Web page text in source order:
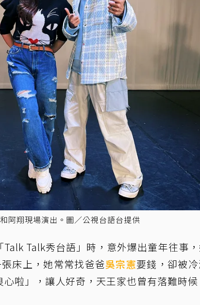
阿翔現場演出。圖／公視台語台提供
Talk秀台語」時，意外爆出童年往事
床上，她常常找爸爸吳宗憲要錢，卻被
啦」，讓人好奇，天王家也曾有落難時候